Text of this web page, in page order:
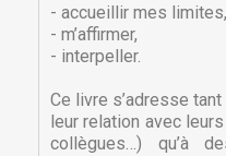
- accueillir mes limites,
- m’affirmer,
- interpeller.
Ce livre s’adresse
leur relation avec
collègues…) qu’à